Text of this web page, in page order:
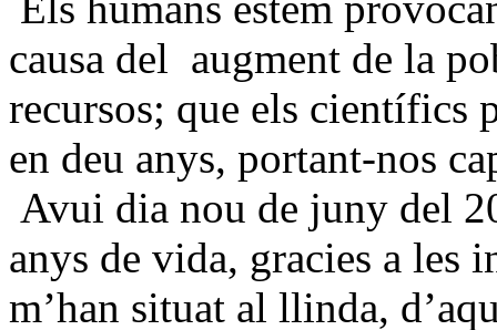
causa del augment de la
recursos; que els científics
en deu anys, portant-nos
Avui dia nou de juny del
anys de vida, gracies a les
m’han situat al llinda,